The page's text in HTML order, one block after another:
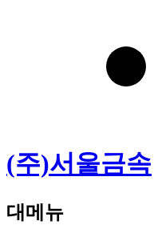
(주)서울금속
대메뉴